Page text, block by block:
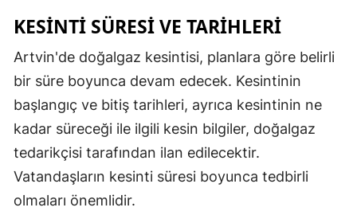
Rize
Sakarya
Siirt
Sinop
KESINTI SÜRESI VE TARIHLERI
Artvin'de doğalgaz kesintisi, planlara göre belirli
bir süre boyunca devam edecek. Kesintinin
başlangıç ve bitiş tarihleri, ayrıca kesintinin ne
kadar süreceği ile ilgili kesin bilgiler, doğalgaz
tedarikçisi tarafından ilan edilecektir.
Vatandaşların kesinti süresi boyunca tedbirli
olmaları önemlidir.